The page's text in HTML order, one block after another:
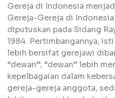
Gereja di Indonesia
Gereja-Gereja di
diputuskan pada Sidang
1984. Pertimbangannya,
lebih bersifat gerejawi
“dewan”; “dewan” lebih
kepelbagaian dalam
gereja-gereja anggota,